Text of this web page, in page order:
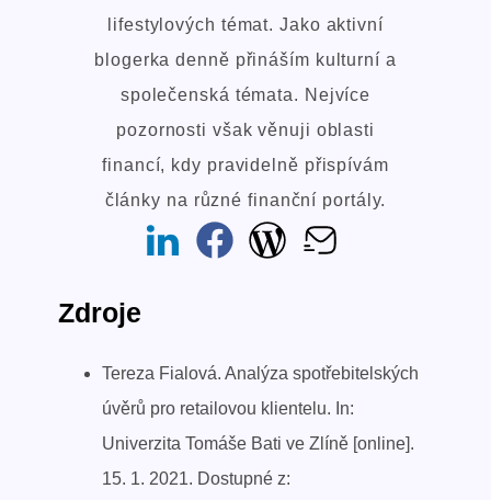
lifestylových témat. Jako aktivní
blogerka denně přináším kulturní a
společenská témata. Nejvíce
pozornosti však věnuji oblasti
financí, kdy pravidelně přispívám
články na různé finanční portály.
Zdroje
Tereza Fialová. Analýza spotřebitelských
úvěrů pro retailovou klientelu. In:
Univerzita Tomáše Bati ve Zlíně [online].
15. 1. 2021. Dostupné z: